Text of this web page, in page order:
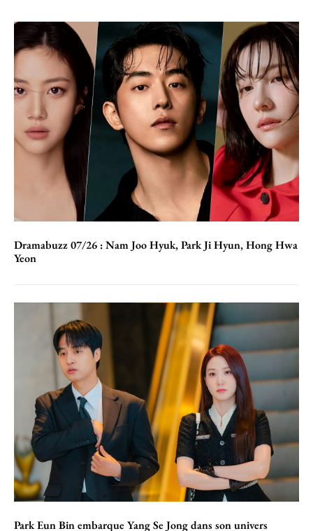
Dramabuzz 07/26 : Nam Joo Hyuk, Park Ji Hyun, Hong Hwa
Yeon
Park Eun Bin embarque Yang Se Jong dans son univers